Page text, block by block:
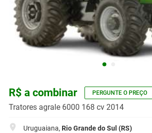
R$ a combinar PERGUNTE O PREÇO
Tratores agrale 6000 168 cv 2014
Uruguaiana, Rio Grande do Sul (RS)